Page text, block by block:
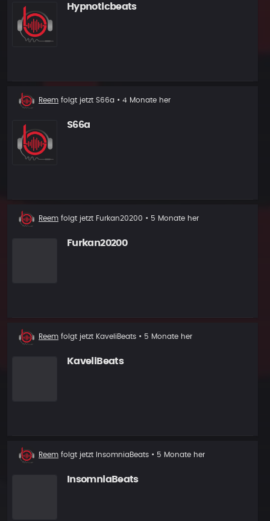
Hypnoticbeats
Neuer
Reem folgt jetzt S66a • 4 Monate her
S66a
Neuer
Reem folgt jetzt Furkan20200 • 5 Monate her
Furkan20200
Neuer
Reem folgt jetzt KaveliBeats • 5 Monate her
KaveliBeats
Neuer
Reem folgt jetzt InsomniaBeats • 5 Monate her
InsomniaBeats